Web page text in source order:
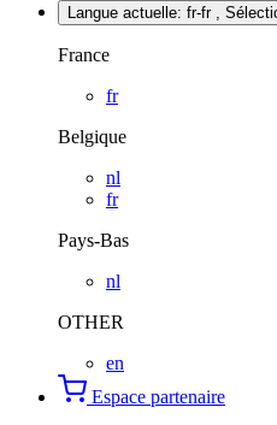
Langue actuelle: fr-fr ,
France
fr
Belgique
nl
fr
Pays-Bas
nl
OTHER
en
Espace partenaire